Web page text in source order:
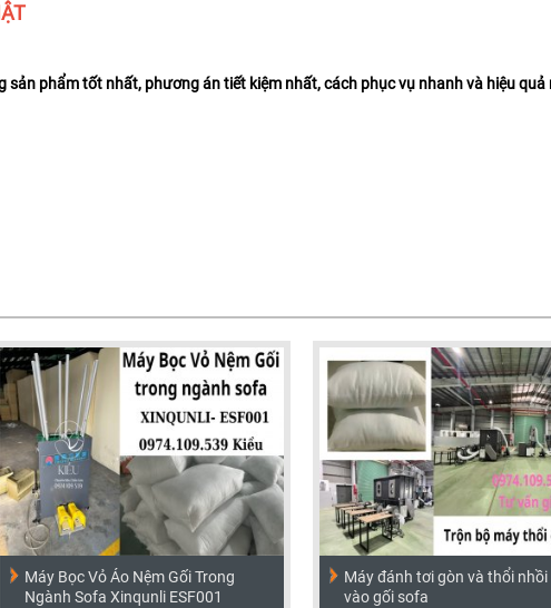
sản phẩm tốt nhất, phương án tiết kiệm nhất, cách phục vụ nhanh và hiệu quả
Máy Bọc Vỏ Áo Nệm Gối Trong
Ngành Sofa Xinqunli ESF001
Máy đánh tơi gòn và thổi nhồi
vào gối sofa